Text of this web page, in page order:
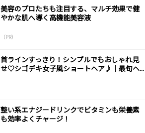
美容のプロたちも注目する、マルチ効果で健
やかな肌へ導く高機能美容液
（PR）
首ラインすっきり！シンプルでもおしゃれ見
せ♡シゴデキ女子風ショートヘア♪｜最旬ヘ...
整い系エナジードリンクでビタミンも栄養素
も効率よくチャージ！